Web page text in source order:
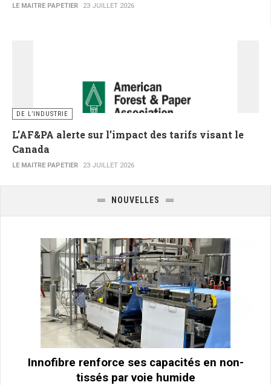
LE MAITRE PAPETIER 23 JUILLET 2026
DE L’INDUSTRIE
L’AF&PA alerte sur l’impact des tarifs visant le
Canada
LE MAITRE PAPETIER 23 JUILLET 2026
NOUVELLES
Innofibre renforce ses capacités en non-
tissés par voie humide